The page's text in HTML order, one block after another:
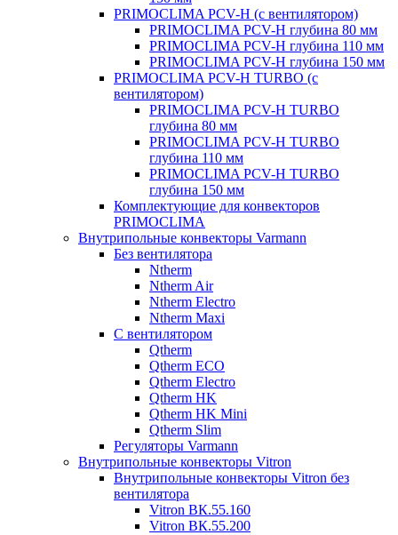
PRIMOCLIMA PCV-H (c вентилятором)
PRIMOCLIMA PCV-H глубина 80 мм
PRIMOCLIMA PCV-H глубина 110 мм
PRIMOCLIMA PCV-H глубина 150 мм
PRIMOCLIMA PCV-H TURBO (c
вентилятором)
PRIMOCLIMA PCV-H TURBO
глубина 80 мм
PRIMOCLIMA PCV-H TURBO
глубина 110 мм
PRIMOCLIMA PCV-H TURBO
глубина 150 мм
Комплектующие для конвекторов
PRIMOCLIMA
Внутрипольные конвекторы Varmann
Без вентилятора
Ntherm
Ntherm Air
Ntherm Electro
Ntherm Maxi
С вентилятором
Qtherm
Qtherm ECO
Qtherm Electro
Qtherm HK
Qtherm HK Mini
Qtherm Slim
Регуляторы Varmann
Внутрипольные конвекторы Vitron
Внутрипольные конвекторы Vitron без
вентилятора
Vitron ВК.55.160
Vitron ВК.55.200